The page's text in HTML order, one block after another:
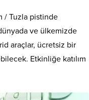
/ Tuzla pistinde
ve ülkemizde
araçlar, ücretsiz bir
Etkinliğe katılım